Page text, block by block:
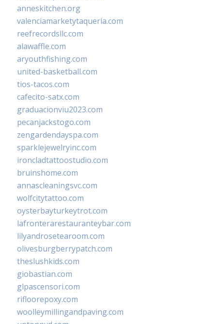
anneskitchen.org
valenciamarketytaqueria.com
reefrecordsllc.com
alawaffle.com
aryouthfishing.com
united-basketball.com
tios-tacos.com
cafecito-satx.com
graduacionviu2023.com
pecanjackstogo.com
zengardendayspa.com
sparklejewelryinc.com
ironcladtattoostudio.com
bruinshome.com
annascleaningsvc.com
wolfcitytattoo.com
oysterbayturkeytrot.com
lafronterarestauranteybar.com
lilyandrosetearoom.com
olivesburgberrypatch.com
theslushkids.com
giobastian.com
glpascensori.com
rifloorepoxy.com
woolleymillingandpaving.com